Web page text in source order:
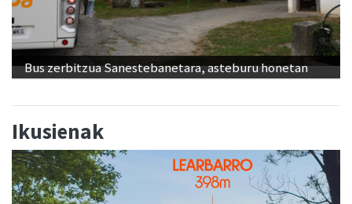
Bus zerbitzua Sanestebanetara, asteburu honetan